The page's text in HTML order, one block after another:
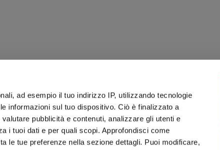
ad esempio il tuo indirizzo IP, utilizzando tecnologie
informazioni sul tuo dispositivo. Ciò è finalizzato a
pubblicità e contenuti, analizzare gli utenti e
i tuoi dati e per quali scopi. Approfondisci come
le tue preferenze nella sezione dettagli. Puoi modificare,